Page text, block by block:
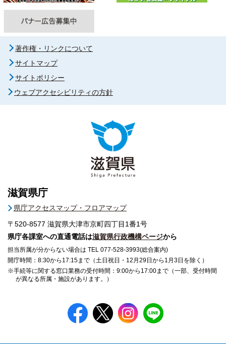
著作権・リンクについて
サイトマップ
サイトポリシー
ウェブアクセシビリティの方針
滋賀県庁
県庁アクセスマップ・フロアマップ
〒520-8577 滋賀県大津市京町四丁目1番1号
県庁各課室への直通電話は滋賀県行政機構ページから
担当所属が分からない場合は TEL 077-528-3993(総合案内)
開庁時間：8:30から17:15まで（土日祝日・12月29日から1月3日を除く）
※手続等に関する窓口業務の受付時間：9:00から17:00まで（一部、受付時間
が異なる所属・施設があります。）